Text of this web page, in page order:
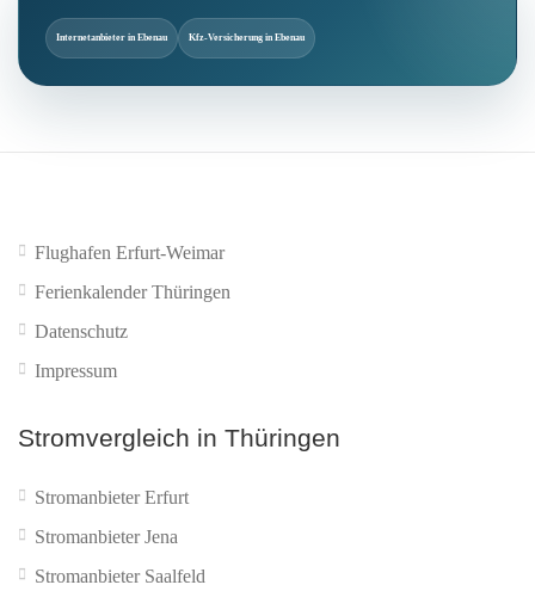
Internetanbieter in Ebenau Kfz-Versicherung in Ebenau
Flughafen Erfurt-Weimar
Ferienkalender Thüringen
Datenschutz
Impressum
Stromvergleich in Thüringen
Stromanbieter Erfurt
Stromanbieter Jena
Stromanbieter Saalfeld